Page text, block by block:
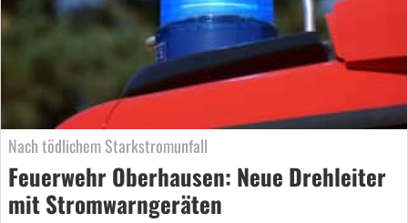
Nach tödlichem Starkstromunfall
Feuerwehr Oberhausen: Neue Drehleiter
mit Stromwarngeräten